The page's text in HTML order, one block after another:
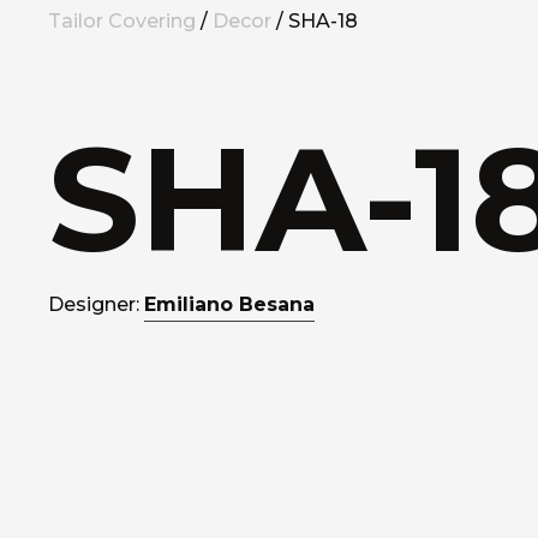
Tailor Covering / Decor / SHA-18
SHA-
Designer: Emiliano Besana